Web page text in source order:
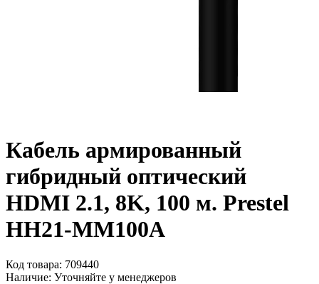
Кабель армированный
гибридный оптический
HDMI 2.1, 8K, 100 м. Prestel
HH21-MM100A
Код товара: 709440
Наличие: Уточняйте у менеджеров